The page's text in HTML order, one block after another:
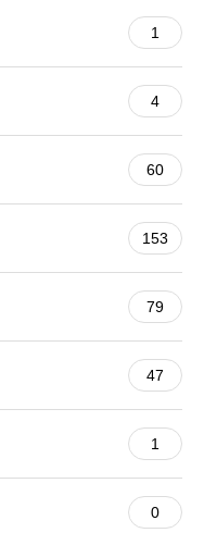
1
4
60
153
79
47
1
0